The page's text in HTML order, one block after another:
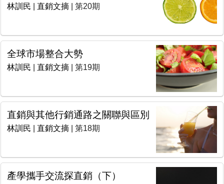
林訓民 直銷文摘 | 第20期
全球市場整合大勢
林訓民 直銷文摘 | 第19期
直銷與其他行銷通路之關聯與區別
林訓民 直銷文摘 | 第18期
產學攜手交流探直銷（下）